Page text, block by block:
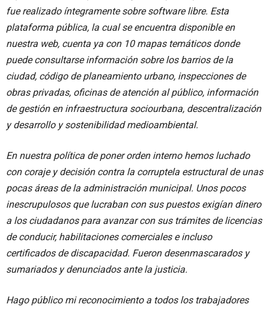
fue realizado íntegramente sobre software libre. Esta
plataforma pública, la cual se encuentra disponible en
nuestra web, cuenta ya con 10 mapas temáticos donde
puede consultarse información sobre los barrios de la
ciudad, código de planeamiento urbano, inspecciones de
obras privadas, oficinas de atención al público, información
de gestión en infraestructura sociourbana, descentralización
y desarrollo y sostenibilidad medioambiental.
En nuestra política de poner orden interno hemos luchado
con coraje y decisión contra la corruptela estructural de unas
pocas áreas de la administración municipal. Unos pocos
inescrupulosos que lucraban con sus puestos exigían dinero
a los ciudadanos para avanzar con sus trámites de licencias
de conducir, habilitaciones comerciales e incluso
certificados de discapacidad. Fueron desenmascarados y
sumariados y denunciados ante la justicia.
Hago público mi reconocimiento a todos los trabajadores